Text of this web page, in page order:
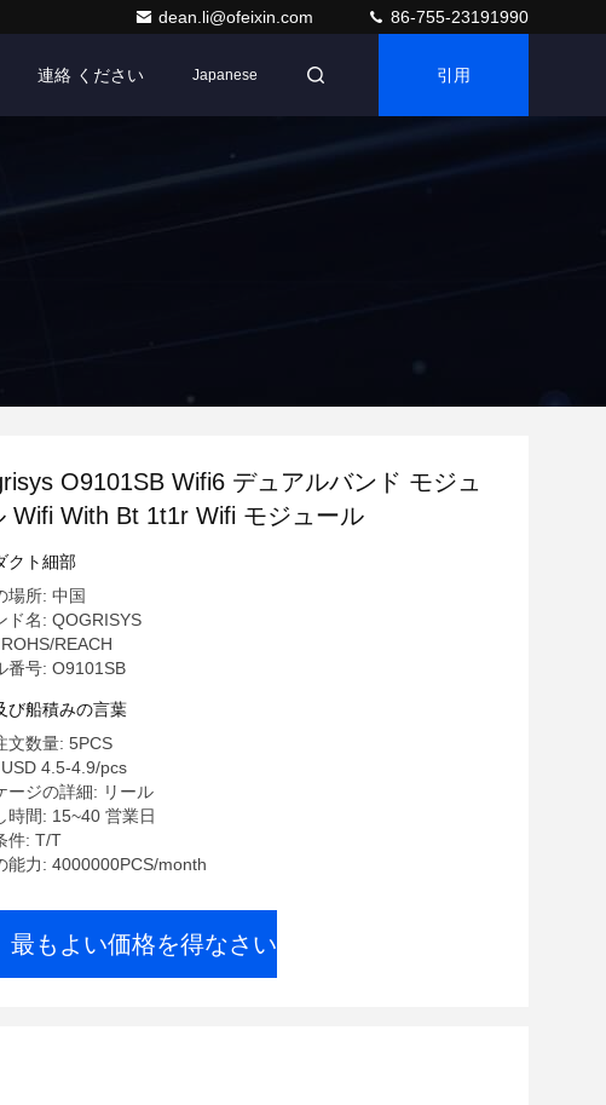
dean.li@ofeixin.com 86-755-23191990
連絡 ください Japanese 引用
O9101SB Wifi6 デュアルバンド モジュ
Wifi With Bt 1t1r Wifi モジュール
クト細部
場所: 中国
ド名: QOGRISYS
REACH
番号: O9101SB
び船積みの言葉
文数量: 5PCS
4.5-4.9/pcs
ージの詳細: リール
時間: 15~40 営業日
件: T/T
能力: 4000000PCS/month
最もよい価格を得なさい